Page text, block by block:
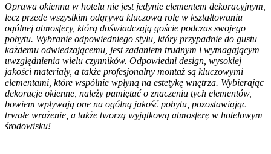
Oprawa okienna w hotelu nie jest jedynie elementem dekoracyjnym,
lecz przede wszystkim odgrywa kluczową rolę w kształtowaniu
ogólnej atmosfery, którą doświadczają goście podczas swojego
pobytu. Wybranie odpowiedniego stylu, który przypadnie do gustu
każdemu odwiedzającemu, jest zadaniem trudnym i wymagającym
uwzględnienia wielu czynników. Odpowiedni design, wysokiej
jakości materiały, a także profesjonalny montaż są kluczowymi
elementami, które wspólnie wpłyną na estetykę wnętrza. Wybierając
dekoracje okienne, należy pamiętać o znaczeniu tych elementów,
bowiem wpływają one na ogólną jakość pobytu, pozostawiając
trwałe wrażenie, a także tworzą wyjątkową atmosferę w hotelowym
środowisku!